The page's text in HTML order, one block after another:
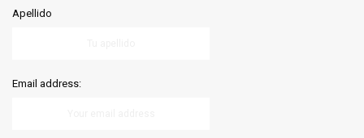
Apellido
Email address: